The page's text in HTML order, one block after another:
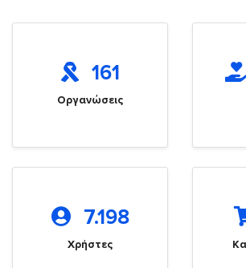
161
Οργανώσεις
7.198
Χρήστες